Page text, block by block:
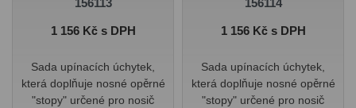
Cena
1 156 Kč s DPH
Sada upínacích úchytek,
která doplňuje nosné opěrné
"stopy" určené pro nosič
Cena
1 156 Kč s DPH
Sada upínacích úchytek,
která doplňuje nosné opěrné
"stopy" určené pro nosič